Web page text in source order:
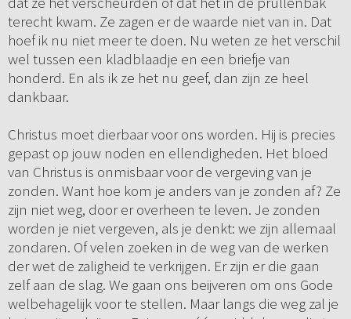
terecht kwam. Ze zagen er de waarde niet van in. Dat
hoef ik nu niet meer te doen. Nu weten ze het verschil
wel tussen een kladblaadje en een briefje van
honderd. En als ik ze het nu geef, dan zijn ze heel
dankbaar.
Christus moet dierbaar voor ons worden. Hij is precies
gepast op jouw noden en ellendigheden. Het bloed
van Christus is onmisbaar voor de vergeving van je
zonden. Want hoe kom je anders van je zonden af? Ze
zijn niet weg, door er overheen te leven. Je zonden
worden je niet vergeven, als je denkt: we zijn allemaal
zondaren. Of velen zoeken in de weg van de werken
der wet de zaligheid te verkrijgen. Er zijn er die gaan
zelf aan de slag. We gaan ons beijveren om ons Gode
welbehagelijk voor te stellen. Maar langs die weg zal je